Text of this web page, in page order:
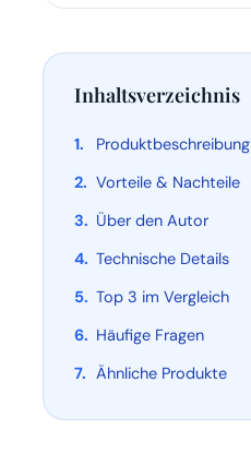
Inhaltsverzeichnis
Produktbeschreibung
Vorteile & Nachteile
Über den Autor
Technische Details
Top 3 im Vergleich
Häufige Fragen
Ähnliche Produkte